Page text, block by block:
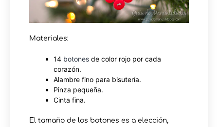
Materiales:
14 botones de color rojo por cada
corazón.
Alambre fino para bisutería.
Pinza pequeña.
Cinta fina.
El tamaño de los botones es a elección,